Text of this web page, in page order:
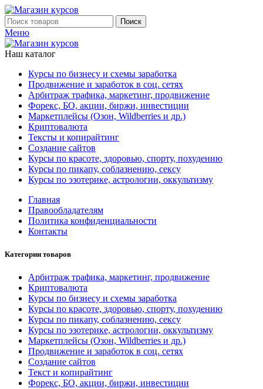
Поиск
Меню
Наш каталог
Курсы по бизнесу и схемы заработка
Продвижение и заработок в соц. сетях
Арбитраж трафика, маркетинг, продвижение
Форекс, БО, акции, биржи, инвестиции
Маркетплейсы (Озон, Wildberries и др.)
Криптовалюта
Тексты и копирайтинг
Создание сайтов
Курсы по красоте, здоровью, спорту, похудению
Курсы по пикапу, соблазнению, сексу
Курсы по эзотерике, астрологии, оккультизму
Главная
Правообладателям
Политика конфиденциальности
Контакты
Категории товаров
Арбитраж трафика, маркетинг, продвижение
Криптовалюта
Курсы по бизнесу и схемы заработка
Курсы по красоте, здоровью, спорту, похудению
Курсы по пикапу, соблазнению, сексу
Курсы по эзотерике, астрологии, оккультизму
Маркетплейсы (Озон, Wildberries и др.)
Продвижение и заработок в соц. сетях
Создание сайтов
Текст и копирайтинг
Форекс, БО, акции, биржи, инвестиции